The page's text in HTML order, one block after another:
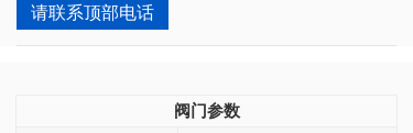
请联系顶部电话
阀门参数